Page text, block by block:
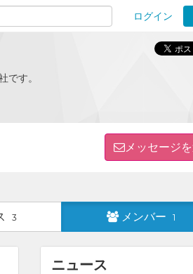
ログイン
す。
メッセージ
3 メンバー 1
ニュース